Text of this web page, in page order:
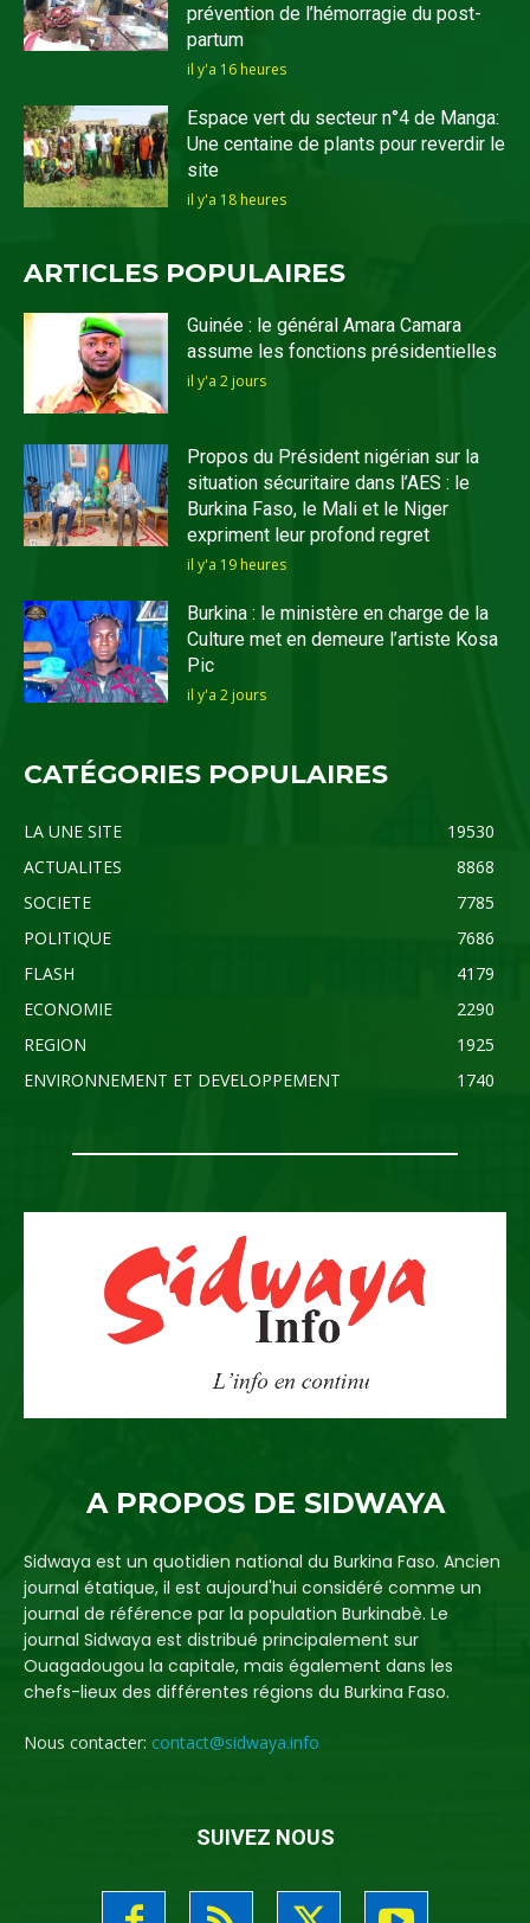
prévention de l’hémorragie du post-
partum
il y'a 16 heures
Espace vert du secteur n°4 de Manga:
Une centaine de plants pour reverdir le
site
il y'a 18 heures
ARTICLES POPULAIRES
Guinée : le général Amara Camara
assume les fonctions présidentielles
il y'a 2 jours
Propos du Président nigérian sur la
situation sécuritaire dans l’AES : le
Burkina Faso, le Mali et le Niger
expriment leur profond regret
il y'a 19 heures
Burkina : le ministère en charge de la
Culture met en demeure l’artiste Kosa
Pic
il y'a 2 jours
CATÉGORIES POPULAIRES
LA UNE SITE
19530
ACTUALITES
8868
SOCIETE
7785
POLITIQUE
7686
FLASH
4179
ECONOMIE
2290
REGION
1925
ENVIRONNEMENT ET DEVELOPPEMENT
1740
A PROPOS DE SIDWAYA
Sidwaya est un quotidien national du Burkina Faso. Ancien
journal étatique, il est aujourd'hui considéré comme un
journal de référence par la population Burkinabè. Le
journal Sidwaya est distribué principalement sur
Ouagadougou la capitale, mais également dans les
chefs-lieux des différentes régions du Burkina Faso.
Nous contacter: contact@sidwaya.info
SUIVEZ NOUS